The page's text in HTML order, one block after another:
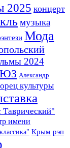
2025 концерт
музыка
Мода
2024
Александр
культуры
имени
Крым рэп